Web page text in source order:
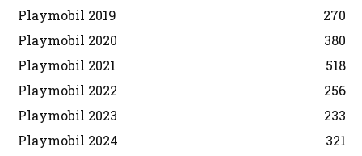
Playmobil 2019
270
Playmobil 2020
380
Playmobil 2021
518
Playmobil 2022
256
Playmobil 2023
233
Playmobil 2024
321